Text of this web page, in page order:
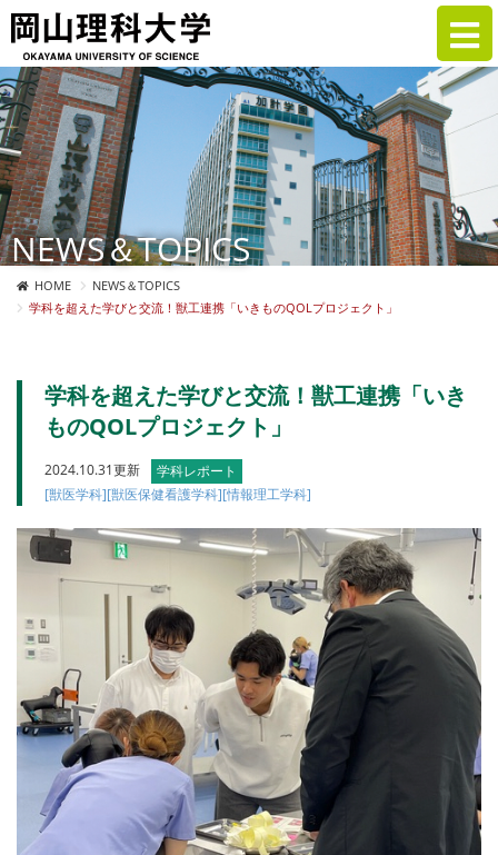
NEWS＆TOPICS
HOME
NEWS＆TOPICS
学科を超えた学びと交流！獣工連携「いきものQOLプロジェクト」
学科を超えた学びと交流！獣工連携「いき
ものQOLプロジェクト」
2024.10.31更新
学科レポート
[獣医学科][獣医保健看護学科][情報理工学科]